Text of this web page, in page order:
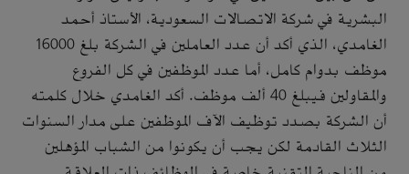
البشرية في شركة الاتصالات السعودية، الأستاذ أحمد
الغامدي، الذي أكد أن عدد العاملين في الشركة بلغ 16000
موظف بدوام كامل، أما عدد الموظفين في كل الفروع
والمقاولين فيبلغ 40 ألف موظف. أكد الغامدي خلال كلمته
أن الشركة بصدد توظيف الآف الموظفين على مدار السنوات
الثلاث القادمة لكن يجب أن يكونوا من الشباب المؤهلين